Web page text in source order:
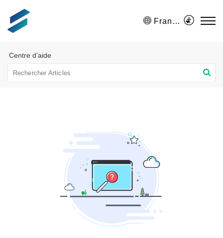
Français (France)
Centre d’aide